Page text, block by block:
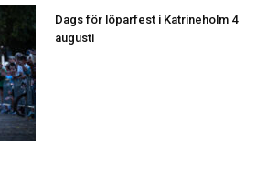
Dags för löparfest i Katrineholm 4
augusti